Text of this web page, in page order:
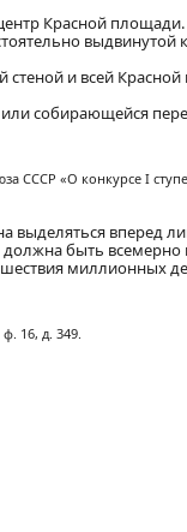
Красной
выдвинутой
стеной и всей
собирающейся
СССР «О конкурсе I
выделяться
быть
миллионных
16, д. 349.